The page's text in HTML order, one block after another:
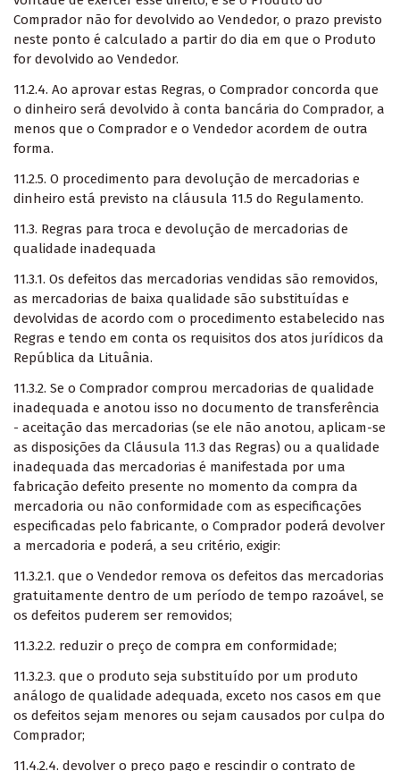
Comprador não for devolvido ao Vendedor, o prazo previsto
neste ponto é calculado a partir do dia em que o Produto
for devolvido ao Vendedor.
11.2.4. Ao aprovar estas Regras, o Comprador concorda que
o dinheiro será devolvido à conta bancária do Comprador, a
menos que o Comprador e o Vendedor acordem de outra
forma.
11.2.5. O procedimento para devolução de mercadorias e
dinheiro está previsto na cláusula 11.5 do Regulamento.
11.3. Regras para troca e devolução de mercadorias de
qualidade inadequada
11.3.1. Os defeitos das mercadorias vendidas são removidos,
as mercadorias de baixa qualidade são substituídas e
devolvidas de acordo com o procedimento estabelecido nas
Regras e tendo em conta os requisitos dos atos jurídicos da
República da Lituânia.
11.3.2. Se o Comprador comprou mercadorias de qualidade
inadequada e anotou isso no documento de transferência
- aceitação das mercadorias (se ele não anotou, aplicam-se
as disposições da Cláusula 11.3 das Regras) ou a qualidade
inadequada das mercadorias é manifestada por uma
fabricação defeito presente no momento da compra da
mercadoria ou não conformidade com as especificações
especificadas pelo fabricante, o Comprador poderá devolver
a mercadoria e poderá, a seu critério, exigir:
11.3.2.1. que o Vendedor remova os defeitos das mercadorias
gratuitamente dentro de um período de tempo razoável, se
os defeitos puderem ser removidos;
11.3.2.2. reduzir o preço de compra em conformidade;
11.3.2.3. que o produto seja substituído por um produto
análogo de qualidade adequada, exceto nos casos em que
os defeitos sejam menores ou sejam causados por culpa do
Comprador;
11.4.2.4. devolver o preço pago e rescindir o contrato de